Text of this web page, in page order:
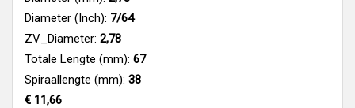
Diameter (Inch): 7/64
ZV_Diameter: 2,78
Totale Lengte (mm): 67
Spiraallengte (mm): 38
€ 11,66